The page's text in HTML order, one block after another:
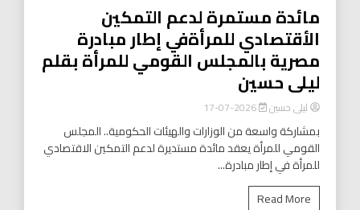
مائدة مستمرة لدعم التمكين
الأقتصادي للمرأةفي إطار مبادرة
مصرية بالمجلس القومي للمرأة بقلم
ليلى حسين
ليلى حسين 2026-07-17
بمشاركة واسعة من الوزارات والهيئات الحكومية.. المجلس
القومي للمرأة يعقد مائدة مستديرة لدعم التمكين الاقتصادي
للمرأة في إطار مبادرة...
Read More